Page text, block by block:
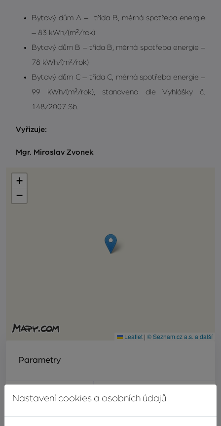
Bytový dům A – třída B, měrná spotřeba energie
– 83 kWh/(m²/rok)
Bytový dům B – třída B, měrná spotřeba energie –
78 kWh/(m²/rok)
Bytový dům C – třída C, měrná spotřeba energie –
99 kWh/(m²/rok), stanoveno dle Vyhlášky č.
148/2007 Sb.
Vyřizuje:
Mgr. Miroslav Zvonek
+
−
Leaflet | © Seznam.cz a.s. a další
Parametry
Dispozice 2+kk až 5+kk
Nastavení cookies a osobních údajů